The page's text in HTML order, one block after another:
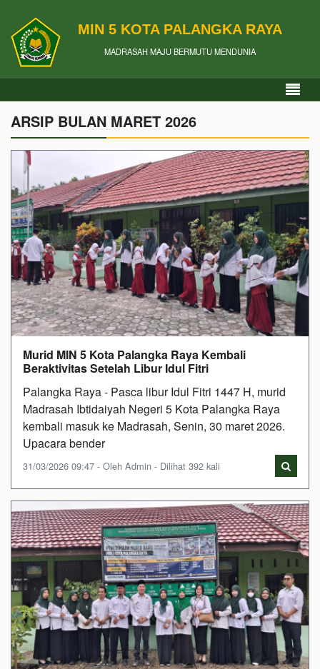
MIN 5 KOTA PALANGKA RAYA
MADRASAH MAJU BERMUTU MENDUNIA
ARSIP BULAN MARET 2026
Murid MIN 5 Kota Palangka Raya Kembali
Beraktivitas Setelah Libur Idul Fitri
Palangka Raya - Pasca libur Idul Fitri 1447 H, murid
Madrasah Ibtidaiyah Negeri 5 Kota Palangka Raya
kembali masuk ke Madrasah, Senin, 30 maret 2026.
Upacara bender
31/03/2026 09:47 - Oleh Admin - Dilihat 392 kali